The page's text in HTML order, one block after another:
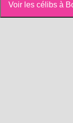
Voir les célibs à
Vous pouvez gérer